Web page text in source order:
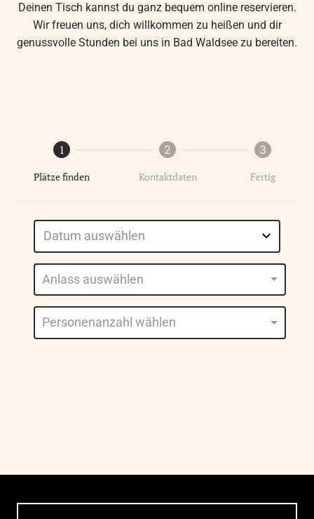
Deinen Tisch kannst du ganz bequem online reservieren.
Wir freuen uns, dich willkommen zu heißen und dir
genussvolle Stunden bei uns in Bad Waldsee zu bereiten.